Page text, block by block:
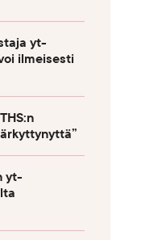
yt-
ilmeisesti
yt-